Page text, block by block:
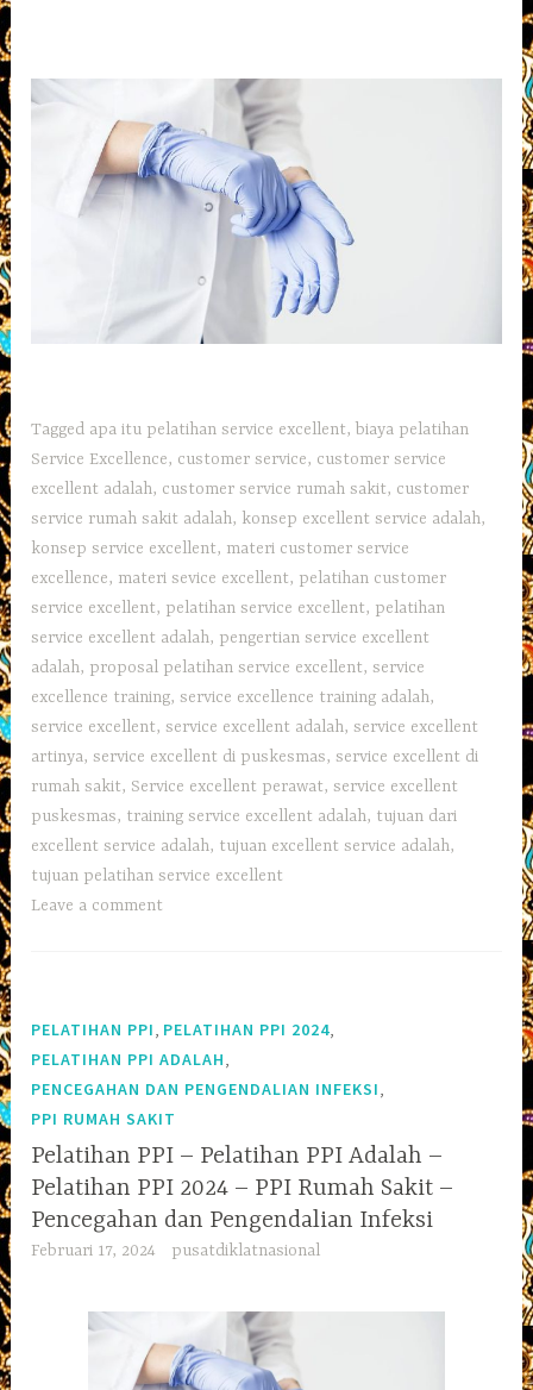
Tagged apa itu pelatihan service excellent, biaya pelatihan
Service Excellence, customer service, customer service
excellent adalah, customer service rumah sakit, customer
service rumah sakit adalah, konsep excellent service adalah,
konsep service excellent, materi customer service
excellence, materi sevice excellent, pelatihan customer
service excellent, pelatihan service excellent, pelatihan
service excellent adalah, pengertian service excellent
adalah, proposal pelatihan service excellent,service
excellence training,service excellence training adalah,
service excellent,service excellent adalah,service excellent
artinya,service excellent di puskesmas,service excellent di
rumah sakit, Service excellent perawat,service excellent
puskesmas, training service excellent adalah, tujuan dari
excellent service adalah, tujuan excellent service adalah,
tujuan pelatihan service excellent
Leave a comment
PELATIHAN PPI PELATIHAN PPI 2024
PELATIHAN PPI ADALAH
PENCEGAHAN DAN PENGENDALIAN INFEKSI
PPI RUMAH SAKIT
Pelatihan PPI – Pelatihan PPI Adalah –
Pelatihan PPI 2024 – PPI Rumah Sakit –
Pencegahan dan Pengendalian Infeksi
Februari 17, 2024 pusatdiklatnasional